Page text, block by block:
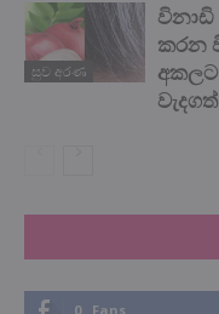
සුව අරණ
කරන
0 Fans